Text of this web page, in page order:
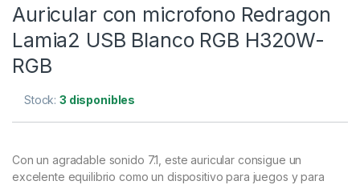
Auricular con microfono Redragon
Lamia2 USB Blanco RGB H320W-
RGB
Stock:3 disponibles
Con un agradable sonido 7.1, este auricular consigue un
excelente equilibrio como un dispositivo para juegos y para